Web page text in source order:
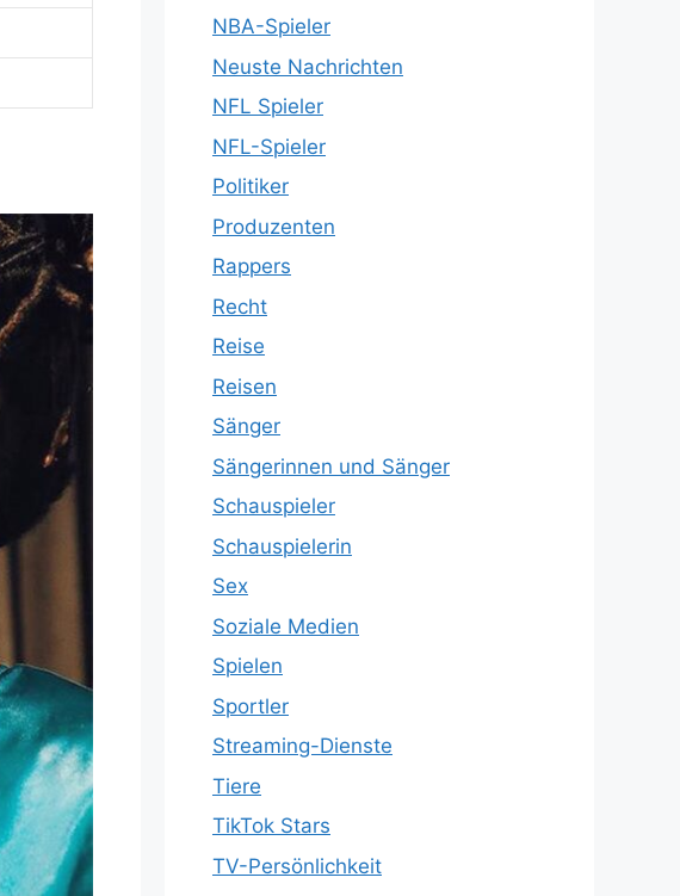
NBA-Spieler
Neuste Nachrichten
NFL Spieler
NFL-Spieler
Politiker
Produzenten
Rappers
Recht
Reise
Reisen
Sänger
Sängerinnen und Sänger
Schauspieler
Schauspielerin
Sex
Soziale Medien
Spielen
Sportler
Streaming-Dienste
Tiere
TikTok Stars
TV-Persönlichkeit